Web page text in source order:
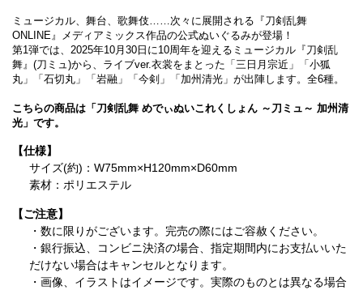
ミュージカル、舞台、歌舞伎……次々に展開される『刀剣乱舞
ONLINE』メディアミックス作品の公式ぬいぐるみが登場！
第1弾では、2025年10月30日に10周年を迎えるミュージカル『刀剣乱
舞』(刀ミュ)から、ライブver.衣裳をまとった「三日月宗近」「小狐
丸」「石切丸」「岩融」「今剣」「加州清光」が出陣します。全6種。
こちらの商品は「刀剣乱舞 めでぃぬいこれくしょん ～刀ミュ～ 加州清
光」です。
【仕様】
サイズ(約)：W75mm×H120mm×D60mm
素材：ポリエステル
【ご注意】
・数に限りがございます。完売の際にはご容赦ください。
・銀行振込、コンビニ決済の場合、指定期間内にお支払いいた
だけない場合はキャンセルとなります。
・画像、イラストはイメージです。実際のものとは異なる場合